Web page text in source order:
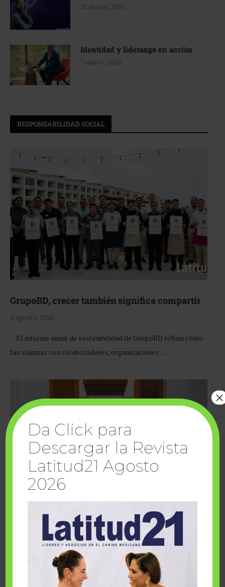
31 marzo, 2026
Identidad y liderazgo en acción
7 marzo, 2026
RESPONSABILIDAD SOCIAL
GrupoBD, crecer también significa compartir
4 agosto, 2026
El informe anual de sostenibilidad de GrupoBD refleja cómo
las alianzas con colaboradores, organizaciones …
Cuando la solidaridad inspira; cumplen
sueños Fairmont Mayakoba y Make-A-Wish
Da Click para
Descargar la Revista
Latitud21 Agosto
2026
×